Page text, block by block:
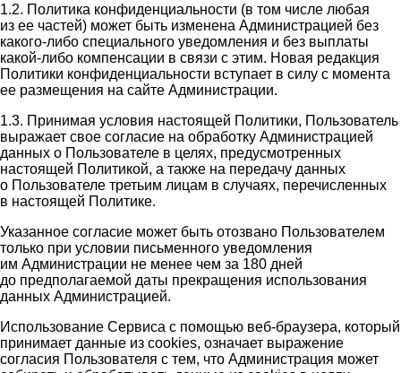
1.2. Политика конфиденциальности (в том числе любая
из ее частей) может быть изменена Администрацией без
какого-либо специального уведомления и без выплаты
какой-либо компенсации в связи с этим. Новая редакция
Политики конфиденциальности вступает в силу с момента
ее размещения на сайте Администрации.
1.3. Принимая условия настоящей Политики, Пользователь
выражает свое согласие на обработку Администрацией
данных о Пользователе в целях, предусмотренных
настоящей Политикой, а также на передачу данных
о Пользователе третьим лицам в случаях, перечисленных
в настоящей Политике.
Указанное согласие может быть отозвано Пользователем
только при условии письменного уведомления
им Администрации не менее чем за 180 дней
до предполагаемой даты прекращения использования
данных Администрацией.
Использование Сервиса с помощью веб-браузера, который
принимает данные из cookies, означает выражение
согласия Пользователя с тем, что Администрация может